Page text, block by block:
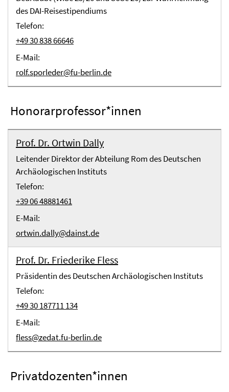
des DAI-Reisestipendiums
Telefon:
+49 30 838 66646
E-Mail:
rolf.sporleder@fu-berlin.de
Honorarprofessor*innen
Prof. Dr. Ortwin Dally
Leitender Direktor der Abteilung Rom des Deutschen
Archäologischen Instituts
Telefon:
+39 06 48881461
E-Mail:
ortwin.dally@dainst.de
Prof. Dr. Friederike Fless
Präsidentin des Deutschen Archäologischen Instituts
Telefon:
+49 30 187711 134
E-Mail:
fless@zedat.fu-berlin.de
Privatdozenten*innen